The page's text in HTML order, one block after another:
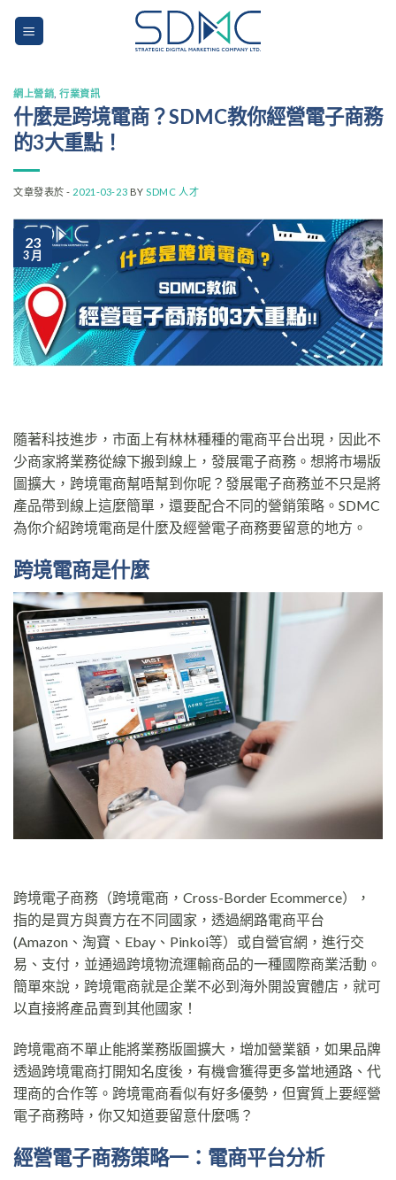
網上營銷 ,行業資訊
什麼是跨境電商？SDMC教你經營電子商務
的3大重點！
文章發表於 - 2021-03-23 BY SDMC 人才
23
3 月
隨著科技進步，市面上有林林種種的電商平台出現，因此不
少商家將業務從線下搬到線上，發展電子商務。想將市場版
圖擴大，跨境電商幫唔幫到你呢？發展電子商務並不只是將
產品帶到線上這麼簡單，還要配合不同的營銷策略。SDMC
為你介紹跨境電商是什麼及經營電子商務要留意的地方。
跨境電商是什麼
跨境電子商務（跨境電商，Cross-Border Ecommerce），
指的是買方與賣方在不同國家，透過網路電商平台
(Amazon、淘寶、Ebay、Pinkoi等）或自營官網，進行交
易、支付，並通過跨境物流運輸商品的一種國際商業活動。
簡單來說，跨境電商就是企業不必到海外開設實體店，就可
以直接將產品賣到其他國家！
跨境電商不單止能將業務版圖擴大，增加營業額，如果品牌
透過跨境電商打開知名度後，有機會獲得更多當地通路、代
理商的合作等。跨境電商看似有好多優勢，但實質上要經營
電子商務時，你又知道要留意什麼嗎？
經營電子商務策略一：電商平台分析